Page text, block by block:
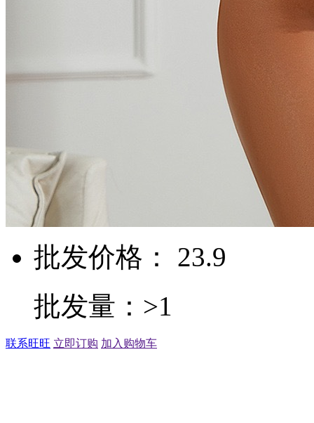
批发价格： 23.9
批发量：>1
联系旺旺 立即订购 加入购物车